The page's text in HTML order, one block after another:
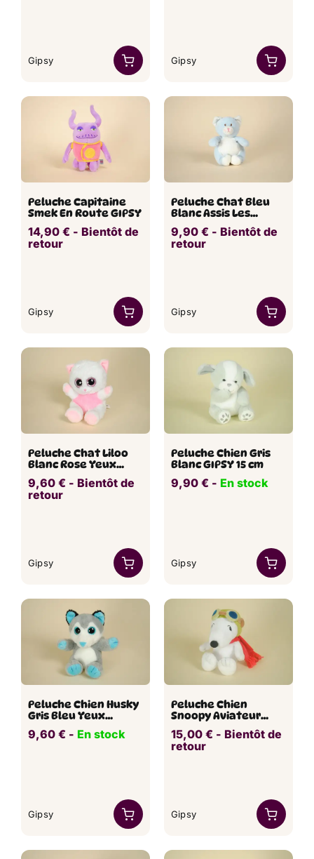
Gipsy Gipsy
Peluche Capitaine
Smek En Route GIPSY
14,90 € ​ - Bientôt de
retour
Gipsy
Peluche Chat Bleu
Blanc Assis Les
Toodoux GIPSY 18 cm
9,90 € ​ - Bientôt de
retour
Gipsy
Peluche Chat Liloo
Blanc Rose Yeux
Brillants BRILLOO
PETS GISPY 23 cm
9,60 € ​ - Bientôt de
retour
Gipsy
Peluche Chien Gris
Blanc GIPSY 15 cm
9,90 € ​​ - En stock
Gipsy
Peluche Chien Husky
Gris Bleu Yeux
Brillants PETILLOUS
COLOR GISPY 20 cm
9,60 € ​​ - En stock
Gipsy
Peluche Chien
Snoopy Aviateur
GIPSY 24 cm
15,00 € ​ - Bientôt de
retour
Gipsy